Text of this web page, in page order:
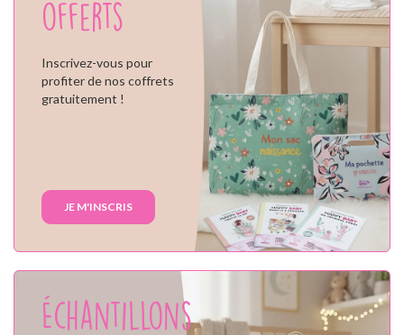
offerts
Inscrivez-vous pour
profiter de nos coffrets
gratuitement !
JE M'INSCRIS
Échantillons